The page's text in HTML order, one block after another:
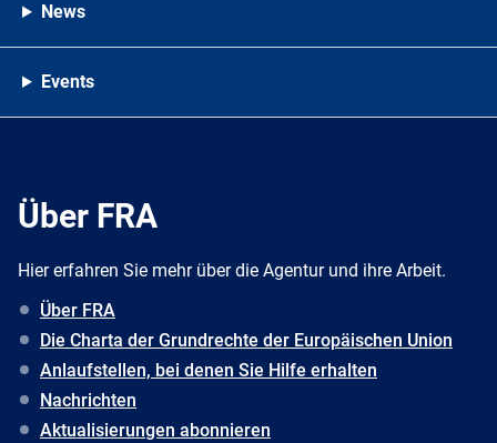
News
Events
Über FRA
Hier erfahren Sie mehr über die Agentur und ihre Arbeit.
Über FRA
Die Charta der Grundrechte der Europäischen Union
Anlaufstellen, bei denen Sie Hilfe erhalten
Nachrichten
Aktualisierungen abonnieren